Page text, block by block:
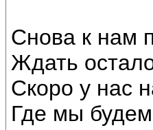
Снова к нам
Ждать
Скоро у нас
Где мы